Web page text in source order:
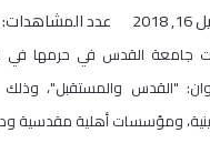
2018 عدد المشاهدات:
جامعة القدس في حرمها في
"القدس والمستقبل"،
ومؤسسات أهلية مقدسية